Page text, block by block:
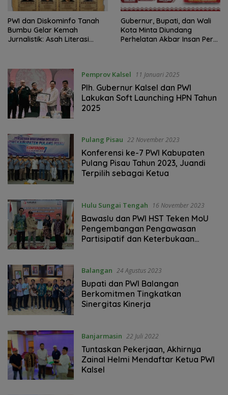
PWI dan Diskominfo Tanah
Bumbu Gelar Kemah
Jurnalistik: Asah Literasi
Gubernur, Bupati, dan Wali
Kota Minta Diundang
Perhelatan Akbar Insan Pers,
Pemprov Kalsel 11 Januari 2025
Plh. Gubernur Kalsel dan PWI
Lakukan Soft Launching HPN Tahun
2025
Pulang Pisau 22 November 2023
Konferensi ke-7 PWI Kabupaten
Pulang Pisau Tahun 2023, Juandi
Terpilih sebagai Ketua
Hulu Sungai Tengah 16 November 2023
Bawaslu dan PWI HST Teken MoU
Pengembangan Pengawasan
Partisipatif dan Keterbukaan
Balangan 24 Agustus 2023
Bupati dan PWI Balangan
Berkomitmen Tingkatkan
Sinergitas Kinerja
Banjarmasin 22 Juli 2022
Tuntaskan Pekerjaan, Akhirnya
Zainal Helmi Mendaftar Ketua PWI
Kalsel